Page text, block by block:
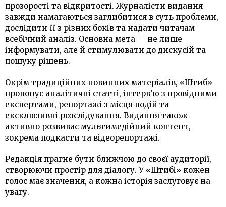
прозорості та відкритості. Журналісти видання
завжди намагаються заглибитися в суть проблеми,
дослідити її з різних боків та надати читачам
всебічний аналіз. Основна мета — не лише
інформувати, але й стимулювати до дискусій та
пошуку рішень.
Окрім традиційних новинних матеріалів, «Штиб»
пропонує аналітичні статті, інтерв’ю з провідними
експертами, репортажі з місця подій та
ексклюзивні розслідування. Видання також
активно розвиває мультимедійний контент,
зокрема подкасти та відеорепортажі.
Редакція прагне бути ближчою до своєї аудиторії,
створюючи простір для діалогу. У «Штибі» кожен
голос має значення, а кожна історія заслуговує на
увагу.